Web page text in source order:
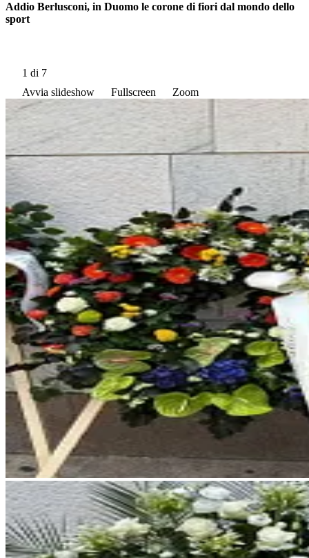
Addio Berlusconi, in Duomo le corone di fiori dal mondo dello
sport
1 di 7
Avvia slideshow
Fullscreen Zoom